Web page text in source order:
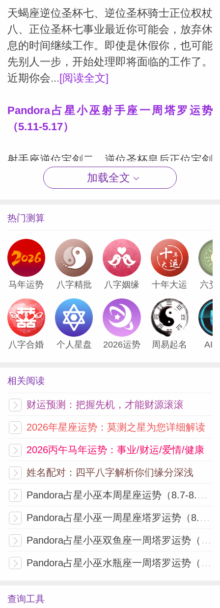
天蝎座逆位圣杯七、逆位圣杯骑士正位权杖
八、正位圣杯七事业最近你可能会，放弃休
息的时间继续工作。即使是休假你，也可能
先别人一步，开始处理即将面临的工作了。
近期你会...[阅读全文]
Pandora占星小巫射手座一周塔罗运势
（5.11-5.17）
射手座逆位宝剑二、逆位圣杯皇后正位宝剑
九、逆位权杖四事业最近工作会议，和演讲
的机会增多，你脑子的转速也变得超快，这
而你也会...
Pandora占星小巫摩羯座一周塔罗运势
（5.11-5.17）
摩羯座逆位圣杯五、正位恋人正位圣杯首
牌、正位隐士事业你有很多事业野心，你可
能会想要用一些小聪明，来迅速完成某个工
Pandora占星小巫水瓶座一周塔罗运势
（5.11-5.17）
水瓶座正位圣杯国王、逆位权杖侍从正位力
量、正位战车事业近期工作运势很好，你将
当中。周围的同事以及上司，都会为你提供
帮助。你...[阅读全文]
Pandora占星小巫双鱼座一周塔罗运势
（5.11-5.17）
双鱼座正位魔术师、逆位宝剑八逆位魔鬼、
加载全文
热门测算
马年运势 八字精批 八字姻缘 十年大运 六爻
八字合婚 个人星盘 2026运势 周易起名 AI
相关阅读
财运预测：把握先机，才能财源滚滚
2026年星座运势：莫测之星为您详细解读
2026丙午马年运势：事业/财运/爱情/健康
姓名配对：四平八字解析你们缘分深浅
Pandora占星小巫本周星座运势（8.7-8.13）
Pandora占星小巫一周星座塔罗运势（8.3-8.9）
Pandora占星小巫双鱼座一周塔罗运势（8.3-8.9）
Pandora占星小巫水瓶座一周塔罗运势（8.3-8.9）
查询工具